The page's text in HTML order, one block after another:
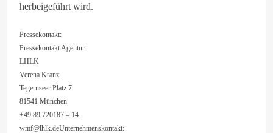
herbeigeführt wird.
Pressekontakt:
Pressekontakt Agentur:
LHLK
Verena Kranz
Tegernseer Platz 7
81541 München
+49 89 720187 – 14
wmf@lhlk.deUnternehmenskontakt: